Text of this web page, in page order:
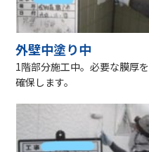
外壁中塗り中
1階部分施工中。必要な膜厚を
確保します。